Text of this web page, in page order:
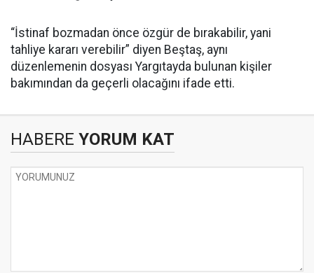
“İstinaf bozmadan önce özgür de bırakabilir, yani
tahliye kararı verebilir” diyen Beştaş, aynı
düzenlemenin dosyası Yargıtayda bulunan kişiler
bakımından da geçerli olacağını ifade etti.
HABERE YORUM KAT